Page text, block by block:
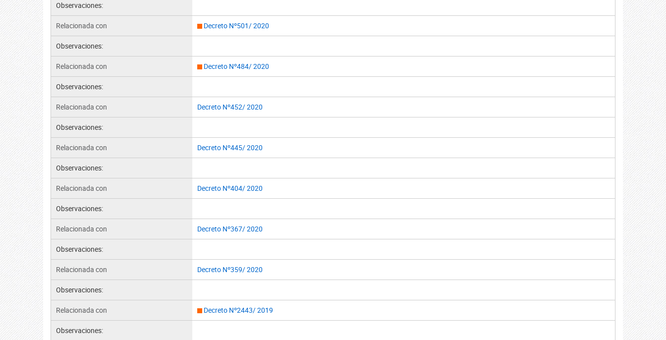
Observaciones:
Relacionada con Decreto Nº501/ 2020
Observaciones:
Relacionada con Decreto Nº484/ 2020
Observaciones:
Relacionada con Decreto Nº452/ 2020
Observaciones:
Relacionada con Decreto Nº445/ 2020
Observaciones:
Relacionada con Decreto Nº404/ 2020
Observaciones:
Relacionada con Decreto Nº367/ 2020
Observaciones:
Relacionada con Decreto Nº359/ 2020
Observaciones:
Relacionada con Decreto Nº2443/ 2019
Observaciones: